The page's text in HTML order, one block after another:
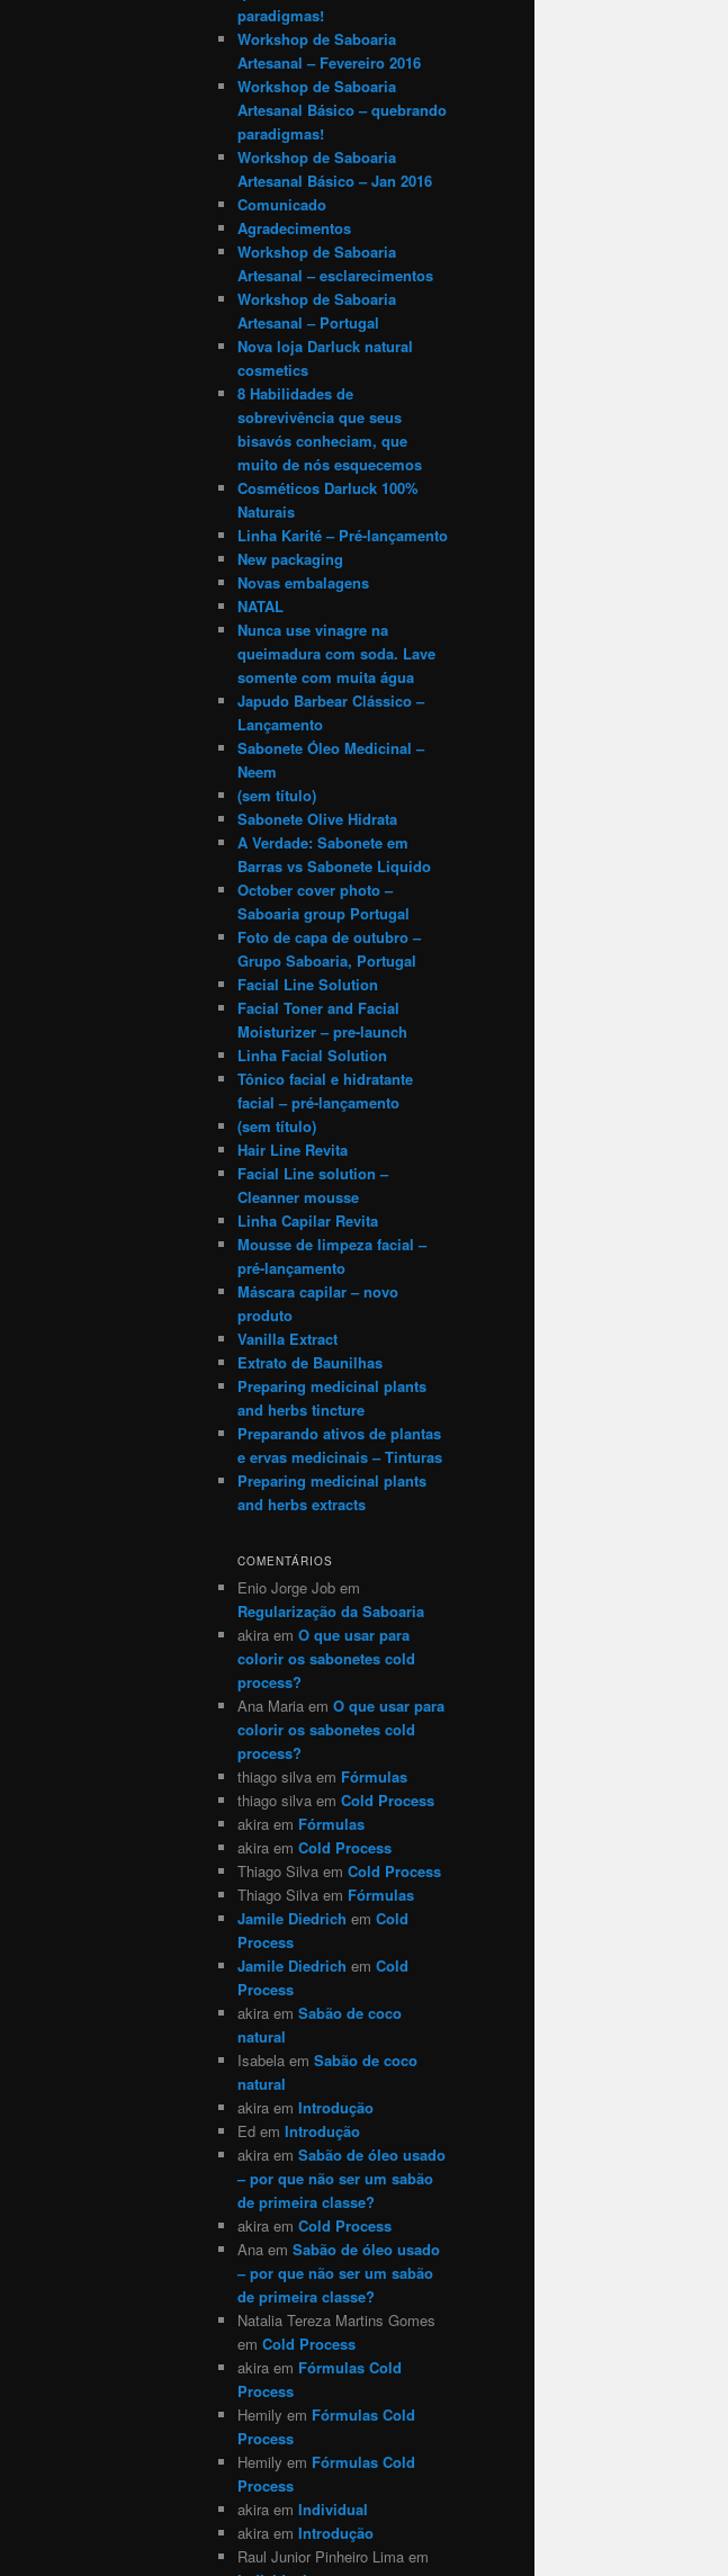
paradigmas!
Workshop de Saboaria
Artesanal – Fevereiro 2016
Workshop de Saboaria
Artesanal Básico – quebrando
paradigmas!
Workshop de Saboaria
Artesanal Básico – Jan 2016
Comunicado
Agradecimentos
Workshop de Saboaria
Artesanal – esclarecimentos
Workshop de Saboaria
Artesanal – Portugal
Nova loja Darluck natural
cosmetics
8 Habilidades de
sobrevivência que seus
bisavós conheciam, que
muito de nós esquecemos
Cosméticos Darluck 100%
Naturais
Linha Karité – Pré-lançamento
New packaging
Novas embalagens
NATAL
Nunca use vinagre na
queimadura com soda. Lave
somente com muita água
Japudo Barbear Clássico –
Lançamento
Sabonete Óleo Medicinal –
Neem
(sem título)
Sabonete Olive Hidrata
A Verdade: Sabonete em
Barras vs Sabonete Liquido
October cover photo –
Saboaria group Portugal
Foto de capa de outubro –
Grupo Saboaria, Portugal
Facial Line Solution
Facial Toner and Facial
Moisturizer – pre-launch
Linha Facial Solution
Tônico facial e hidratante
facial – pré-lançamento
(sem título)
Hair Line Revita
Facial Line solution –
Cleanner mousse
Linha Capilar Revita
Mousse de limpeza facial –
pré-lançamento
Máscara capilar – novo
produto
Vanilla Extract
Extrato de Baunilhas
Preparing medicinal plants
and herbs tincture
Preparando ativos de plantas
e ervas medicinais – Tinturas
Preparing medicinal plants
and herbs extracts
COMENTÁRIOS
Enio Jorge Job em
Regularização da Saboaria
akira em O que usar para
colorir os sabonetes cold
process?
Ana Maria em O que usar para
colorir os sabonetes cold
process?
thiago silva em Fórmulas
thiago silva em Cold Process
akira em Fórmulas
akira em Cold Process
Thiago Silva em Cold Process
Thiago Silva em Fórmulas
Jamile Diedrich em Cold
Process
Jamile Diedrich em Cold
Process
akira em Sabão de coco
natural
Isabela em Sabão de coco
natural
akira em Introdução
Ed em Introdução
akira em Sabão de óleo usado
– por que não ser um sabão
de primeira classe?
akira em Cold Process
Ana em Sabão de óleo usado
– por que não ser um sabão
de primeira classe?
Natalia Tereza Martins Gomes
em Cold Process
akira em Fórmulas Cold
Process
Hemily em Fórmulas Cold
Process
Hemily em Fórmulas Cold
Process
akira em Individual
akira em Introdução
Raul Junior Pinheiro Lima em